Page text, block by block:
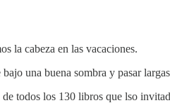
la cabeza en las vacaciones.
una buena sombra y pasar
todos los 130 libros que lso